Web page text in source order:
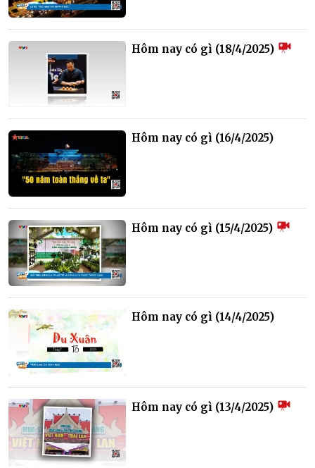
Hôm nay có gì (18/4/2025)
Hôm nay có gì (16/4/2025)
Hôm nay có gì (15/4/2025)
Hôm nay có gì (14/4/2025)
Hôm nay có gì (13/4/2025)